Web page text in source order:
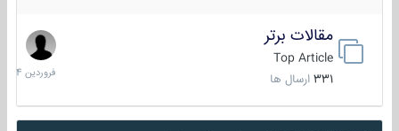
مقالات برتر
Top Article
331 ارسال ها
29
فروردین
1404